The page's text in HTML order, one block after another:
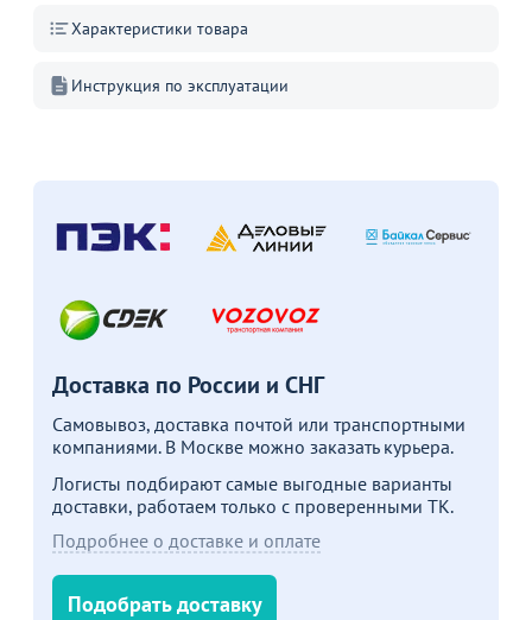
Характеристики товара
Инструкция по эксплуатации
Доставка по России и СНГ
Самовывоз, доставка почтой или транспортными
компаниями. В Москве можно заказать курьера.
Логисты подбирают самые выгодные варианты
доставки, работаем только с проверенными ТК.
Подробнее о доставке и оплате
Подобрать доставку
В наличии 3 шт.
В корзину
Пожизненная
на стулья ХИТ 20/25!
Перейдите, чтобы узнать
подробности
Больше не показывать это окно